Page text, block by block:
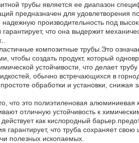
трубы является ее диапазон
предназначен для удовлетворения
производительность под
что она выдержит
композитные трубы.Это
чтобы создать продукт, который
устойчивости, что делает
обычно встречающихся в
обработки и установки, снижая
что это полиэтиленовая алюминиевая
отличную устойчивость к
как кислородный
что труба сохраняет свою
полезных ископаемых.